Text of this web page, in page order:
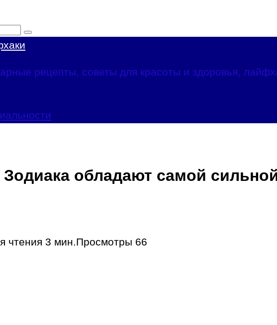
рецепты, советы для красоты и здоровья,
Зодиака обладают самой
чтения 3 мин.Просмотры 66